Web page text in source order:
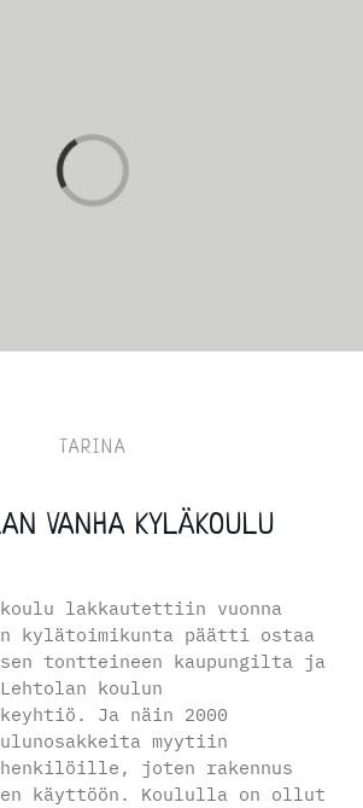
Loading...
TARINA
VANHA KYLÄKOULU
lakkautettiin vuonna
kylätoimikunta päätti ostaa
tontteineen kaupungilta ja
koulun
Ja näin 2000
myytiin
joten rakennus
käyttöön. Koululla on ollut